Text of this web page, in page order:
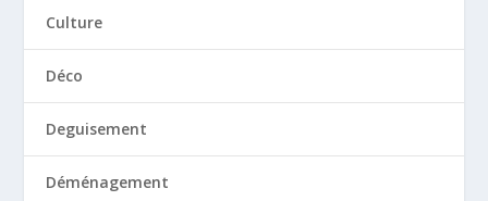
Culture
Déco
Deguisement
Déménagement